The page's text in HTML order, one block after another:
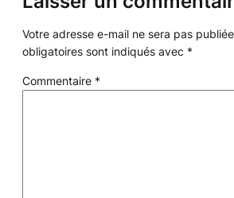
Votre adresse e-mail ne sera pas
obligatoires sont indiqués avec *
Commentaire *